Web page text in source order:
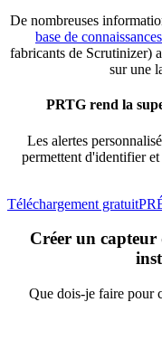
De nombreuses
base de connaissances
fabricants de Scrutinizer)
sur une
PRTG rend la
Les alertes
permettent d'identifier
Téléchargement gratuit
Créer un capteur
Que dois-je faire pour